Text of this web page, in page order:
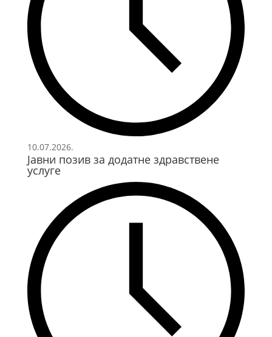
10.07.2026.
Јавни позив за додатне здравствене
услуге